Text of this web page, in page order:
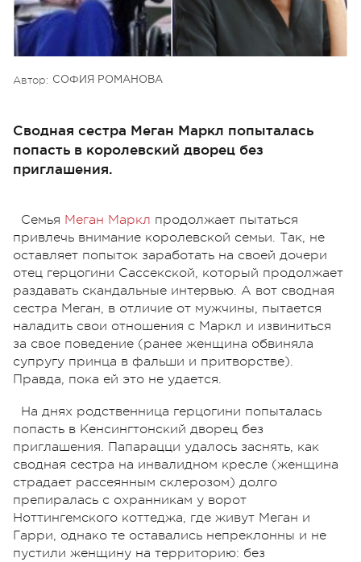
Автор: СОФИЯ РОМАНОВА
Сводная сестра Меган Маркл попыталась
попасть в королевский дворец без
приглашения.
Семья Меган Маркл продолжает пытаться
привлечь внимание королевской семьи. Так, не
оставляет попыток заработать на своей дочери
отец герцогини Сассекской, который продолжает
раздавать скандальные интервью. А вот сводная
сестра Меган, в отличие от мужчины, пытается
наладить свои отношения с Маркл и извиниться
за свое поведение (ранее женщина обвиняла
супругу принца в фальши и притворстве).
Правда, пока ей это не удается.
На днях родственница герцогини попыталась
попасть в Кенсингтонский дворец без
приглашения. Папарацци удалось заснять, как
сводная сестра на инвалидном кресле (женщина
страдает рассеянным склерозом) долго
препиралась с охранникам у ворот
Ноттингемского коттеджа, где живут Меган и
Гарри, однако те оставались непреклонны и не
пустили женщину на территорию: без